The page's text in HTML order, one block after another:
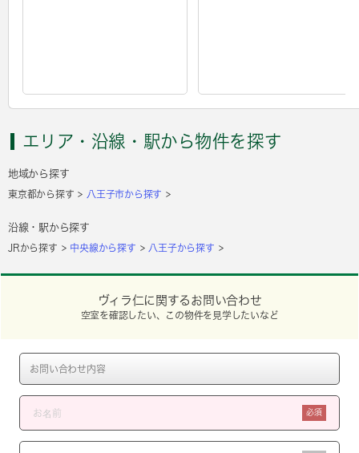
エリア・沿線・駅から物件を探す
地域から探す
東京都から探す 八王子市から探す
沿線・駅から探す
JRから探す 中央線から探す 八王子から探す
ヴィラ仁に関するお問い合わせ
空室を確認したい、この物件を見学したいなど
必須